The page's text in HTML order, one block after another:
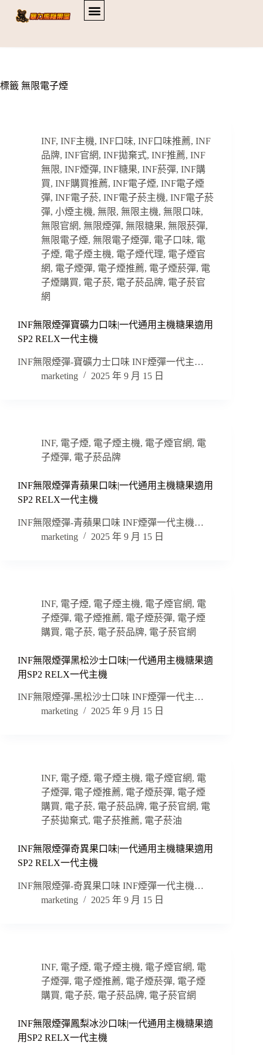
標籤 無限電子煙
INF, INF主機, INF口味, INF口味推薦, INF
品牌, INF官網, INF拋棄式, INF推薦, INF
無限, INF煙彈, INF糖果, INF菸彈, INF購
買, INF購買推薦, INF電子煙, INF電子煙
彈, INF電子菸, INF電子菸主機, INF電子菸
彈, 小煙主機, 無限, 無限主機, 無限口味,
無限官網, 無限煙彈, 無限糖果, 無限菸彈,
無限電子煙, 無限電子煙彈, 電子口味, 電
子煙, 電子煙主機, 電子煙代理, 電子煙官
網, 電子煙彈, 電子煙推薦, 電子煙菸彈, 電
子煙購買, 電子菸, 電子菸品牌, 電子菸官
網
INF無限煙彈寶礦力口味|一代通用主機糖果適用
SP2 RELX一代主機
INF無限煙彈-寶礦力士口味 INF煙彈一代主…
marketing
2025 年 9 月 15 日
INF, 電子煙, 電子煙主機, 電子煙官網, 電
子煙彈, 電子菸品牌
INF無限煙彈青蘋果口味|一代通用主機糖果適用
SP2 RELX一代主機
INF無限煙彈-青蘋果口味 INF煙彈一代主機…
marketing
2025 年 9 月 15 日
INF, 電子煙, 電子煙主機, 電子煙官網, 電
子煙彈, 電子煙推薦, 電子煙菸彈, 電子煙
購買, 電子菸, 電子菸品牌, 電子菸官網
INF無限煙彈黑松沙士口味|一代通用主機糖果適
用SP2 RELX一代主機
INF無限煙彈-黑松沙士口味 INF煙彈一代主…
marketing
2025 年 9 月 15 日
INF, 電子煙, 電子煙主機, 電子煙官網, 電
子煙彈, 電子煙推薦, 電子煙菸彈, 電子煙
購買, 電子菸, 電子菸品牌, 電子菸官網, 電
子菸拋棄式, 電子菸推薦, 電子菸油
INF無限煙彈奇異果口味|一代通用主機糖果適用
SP2 RELX一代主機
INF無限煙彈-奇異果口味 INF煙彈一代主機…
marketing
2025 年 9 月 15 日
INF, 電子煙, 電子煙主機, 電子煙官網, 電
子煙彈, 電子煙推薦, 電子煙菸彈, 電子煙
購買, 電子菸, 電子菸品牌, 電子菸官網
INF無限煙彈鳳梨冰沙口味|一代通用主機糖果適
用SP2 RELX一代主機